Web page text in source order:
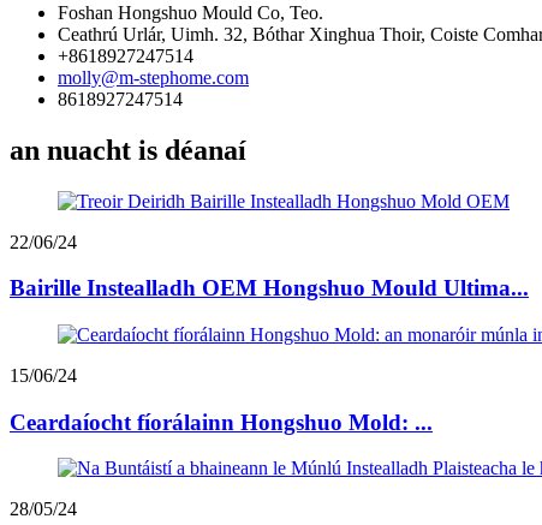
Foshan Hongshuo Mould Co, Teo.
Ceathrú Urlár, Uimh. 32, Bóthar Xinghua Thoir, Coiste
+8618927247514
molly@m-stephome.com
8618927247514
an nuacht is déanaí
22/06/24
Bairille Instealladh OEM Hongshuo Mould Ultima...
15/06/24
Ceardaíocht fíorálainn Hongshuo Mold: ...
28/05/24